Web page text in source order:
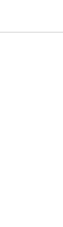
€) o la